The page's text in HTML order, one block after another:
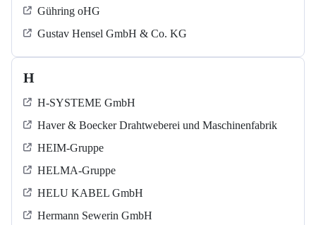
Gühring oHG
Gustav Hensel GmbH & Co. KG
H
H-SYSTEME GmbH
Haver & Boecker Drahtweberei und Maschinenfabrik
HEIM-Gruppe
HELMA-Gruppe
HELU KABEL GmbH
Hermann Sewerin GmbH